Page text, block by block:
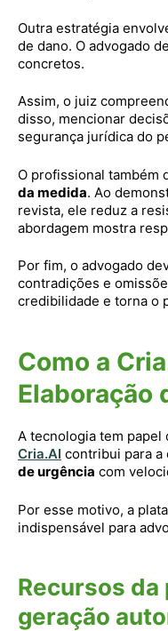
Outra estratégia
de dano. O advogado
concretos.
Assim, o juiz
disso, mencionar
segurança jurídica do
O profissional também
da medida. Ao
revista, ele reduz a
abordagem mostra
Por fim, o advogado
contradições e
credibilidade e torna o
Como a
Elaboração
A tecnologia tem
Cria.AI contribui para a
de urgência com
Por esse motivo, a
indispensável para
Recursos
geração